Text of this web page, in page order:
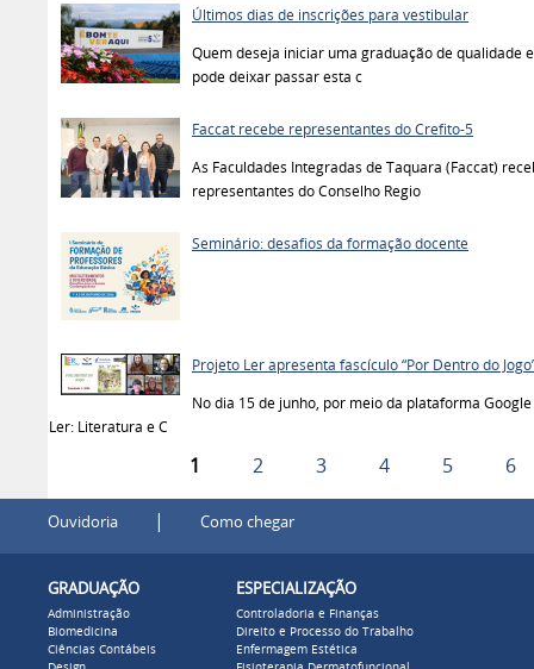
Últimos dias de inscrições para vestibular
Quem deseja iniciar uma graduação de qualidade
pode deixar passar esta c
Faccat recebe representantes do Crefito-5
As Faculdades Integradas de Taquara (Faccat)
representantes do Conselho Regio
Seminário: desafios da formação docente
Projeto Ler apresenta fascículo “Por Dentro do
No dia 15 de junho, por meio da plataforma
Ler: Literatura e C
Páginas
1 2 3 4 5 6
Ouvidoria Como chegar
GRADUAÇÃO
Administração
Biomedicina
Ciências Contábeis
ESPECIALIZAÇÃO
Controladoria e Finanças
Direito e Processo do Trabalho
Enfermagem Estética